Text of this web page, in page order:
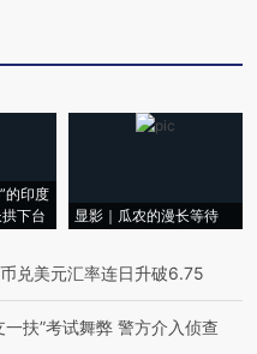
的印度
下台
显影｜瓜农的漫长等待
兑美元汇率连日升破6.75
一扶”考试舞弊 警方介入侦查